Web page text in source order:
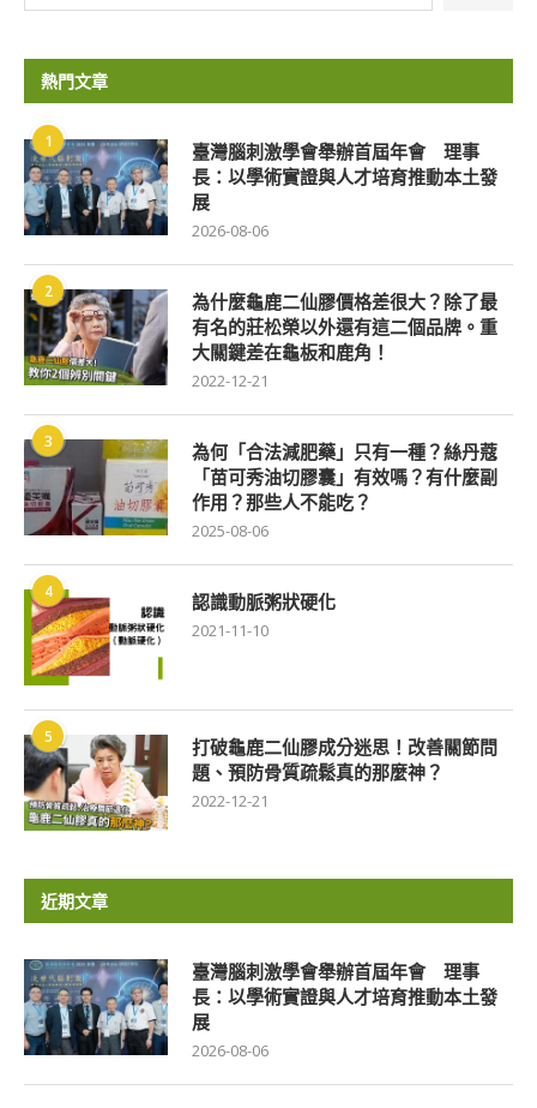
熱門文章
1
臺灣腦刺激學會舉辦首屆年會 理事
長：以學術實證與人才培育推動本土發
展
2026-08-06
2
為什麼龜鹿二仙膠價格差很大？除了最
有名的莊松榮以外還有這二個品牌。重
大關鍵差在龜板和鹿角！
2022-12-21
3
為何「合法減肥藥」只有一種？絲丹蔻
「苗可秀油切膠囊」有效嗎？有什麼副
作用？那些人不能吃？
2025-08-06
4 認識動脈粥狀硬化
2021-11-10
5
打破龜鹿二仙膠成分迷思！改善關節問
題、預防骨質疏鬆真的那麼神？
2022-12-21
近期文章
臺灣腦刺激學會舉辦首屆年會 理事
長：以學術實證與人才培育推動本土發
展
2026-08-06